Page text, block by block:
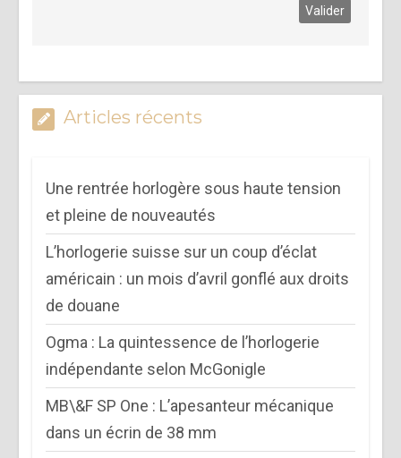
Articles récents
Une rentrée horlogère sous haute tension
et pleine de nouveautés
L’horlogerie suisse sur un coup d’éclat
américain : un mois d’avril gonflé aux droits
de douane
Ogma : La quintessence de l’horlogerie
indépendante selon McGonigle
MB\&F SP One : L’apesanteur mécanique
dans un écrin de 38 mm